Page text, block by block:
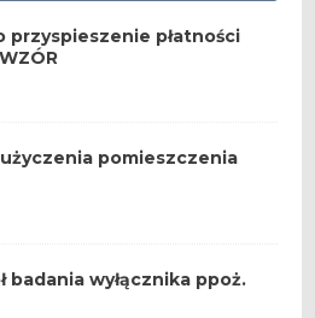
przyspieszenie płatności
pomieszczenia
badania wyłącznika ppoż.